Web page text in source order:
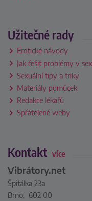
Užitečné rady
Erotické návody
Jak řešit problémy v
Sexuální tipy a triky
Materiály pomůcek
Redakce lékařů
Spřátelené weby
Kontakt více
Vibrátory.net
Špitálka 23a
Brno, 602 00